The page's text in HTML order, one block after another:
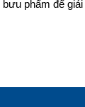
phẩm để